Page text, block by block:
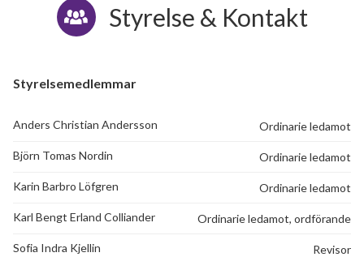
Styrelse & Kontakt
Styrelsemedlemmar
Anders Christian Andersson Ordinarie ledamot
Björn Tomas Nordin Ordinarie ledamot
Karin Barbro Löfgren Ordinarie ledamot
Karl Bengt Erland Colliander Ordinarie ledamot, ordförande
Sofia Indra Kjellin Revisor